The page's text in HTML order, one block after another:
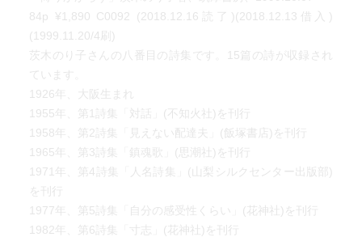
84p ¥1,890 C0092 (2018.12.16読了)(2018.12.13借入)
(1999.11.20/4刷)
茨木のり子さんの八番目の詩集です。15篇の詩が収録され
ています。
1926年、大阪生まれ
1955年、第1詩集「対話」(不知火社)を刊行
1958年、第2詩集「見えない配達夫」(飯塚書店)を刊行
1965年、第3詩集「鎮魂歌」(思潮社)を刊行
1971年、第4詩集「人名詩集」(山梨シルクセンター出版部)
を刊行
1977年、第5詩集「自分の感受性くらい」(花神社)を刊行
1982年、第6詩集「寸志」(花神社)を刊行